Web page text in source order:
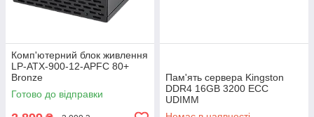
Комп'ютерний блок живлення
LP-ATX-900-12-APFC 80+
Bronze
Готово до відправки
Пам'ять сервера Kingston
DDR4 16GB 3200 ECC
UDIMM